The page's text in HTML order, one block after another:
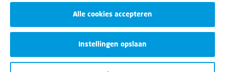
Alle cookies accepteren
Instellingen opslaan